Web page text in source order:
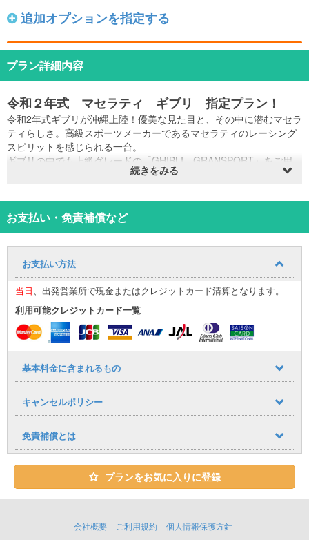
追加オプションを指定する
プラン詳細内容
令和２年式 マセラティ ギブリ 指定プラン！
令和2年式ギブリが沖縄上陸！優美な見た目と、その中に潜むマセラ
ティらしさ。高級スポーツメーカーであるマセラティのレーシング
スピリットを感じられる一台。
ギブリの中でも上級グレードの「GHIBLI GRANSPORT」をご用
相性抜群！！
電動サンルーフで沖縄の風を取り込みながら、あなたのバカンスを
ユニバースレンタカーが送り出す渾身の１台です。
沖縄で品質・年式までも含めた本当の高級車をお探しの方、沖縄旅
行を記念にしたい方におすすめのお車です。
ユニバースレンタカーの高品質なお車・サービスでストレスフリー
で快適な旅を♪
心のこもったおもてなしで、お客様をお迎えいたします。
・ ETC車載器、カーナビ、全車標準装備！
・ タクシー送迎サービス
那覇空港到着しましたら出口１番を出てタクシーで店舗までお越し
空港から店舗までの直送のみ料金をお支払致します。
※領収書の提出が必要となります。
レンタカーご予約１台につきタクシー１台分返金（５名様以上の場
合はジャンボタクシーをご利用ください。）
※タクシー複数台でご来店の場合、２台目以降のタクシー代はご返金
※那覇空港にはジャンボタクシー乗り場がございます。当日ジャンボ
タクシーに空車がない場合は店舗までご連絡ください。
続きをみる
お支払い・免責補償など
お支払い方法
当日
、出発営業所で現金またはクレジットカード清算となります。
利用可能クレジットカード一覧
基本料金に含まれるもの
キャンセルポリシー
免責補償とは
プランをお気に入りに登録
会社概要 ご利用規約 個人情報保護方針